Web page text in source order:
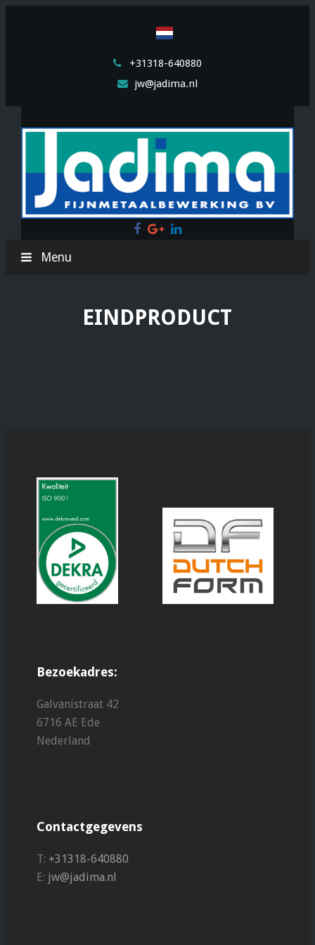
+31318-640880
jw@jadima.nl
Facebook
GoogleLinkedIn
Menu
EINDPRODUCT
Bezoekadres:
Galvanistraat 42
6716 AE Ede
Nederland
Contactgegevens
T: +31318-640880
E: jw@jadima.nl